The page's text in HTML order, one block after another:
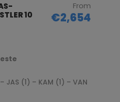
10
From
€2,654
JAS (1) – KAM (1) – VAN